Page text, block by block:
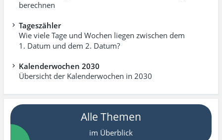
berechnen
Tageszähler
Wie viele Tage und Wochen liegen zwischen dem
1. Datum und dem 2. Datum?
Kalenderwochen 2030
Übersicht der Kalenderwochen in 2030
Alle Themen
im Überblick